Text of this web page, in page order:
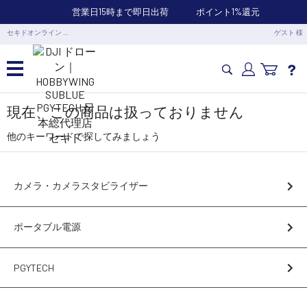
営業日15時まで即日出荷 ポイント1%還元
セキドオンライン … ゲスト 様
カメラドローン・生活家電
カメラ・スタビライザー
業務用ドローン・業務関連製品
水中ドローン(ROV)・水中スクーター
RC・ロボット部品
現在、この商品は扱っておりません
他のキーワードで探してみましょう
カメラ・カメラスタビライザー
ポータブル電源
PGYTECH